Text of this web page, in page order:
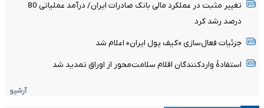
تغییر مثبت در عملکرد مالی بانک صادرات ایران/ درآمد عملیاتی 80
درصد رشد کرد
جزئیات فعال‌سازی «کیف پول ایران» اعلام شد
استفادۀ واردکنندگان اقلام سلامت‌محور از اوراق تمدید شد
آرشیو